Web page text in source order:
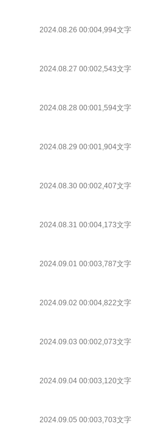
2024.08.26 00:004,994文字
2024.08.27 00:002,543文字
2024.08.28 00:001,594文字
2024.08.29 00:001,904文字
2024.08.30 00:002,407文字
2024.08.31 00:004,173文字
2024.09.01 00:003,787文字
2024.09.02 00:004,822文字
2024.09.03 00:002,073文字
2024.09.04 00:003,120文字
2024.09.05 00:003,703文字